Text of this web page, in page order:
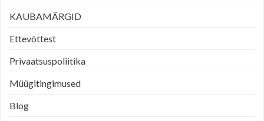
KAUBAMÄRGID
Ettevõttest
Privaatsuspoliitika
Müügitingimused
Blog